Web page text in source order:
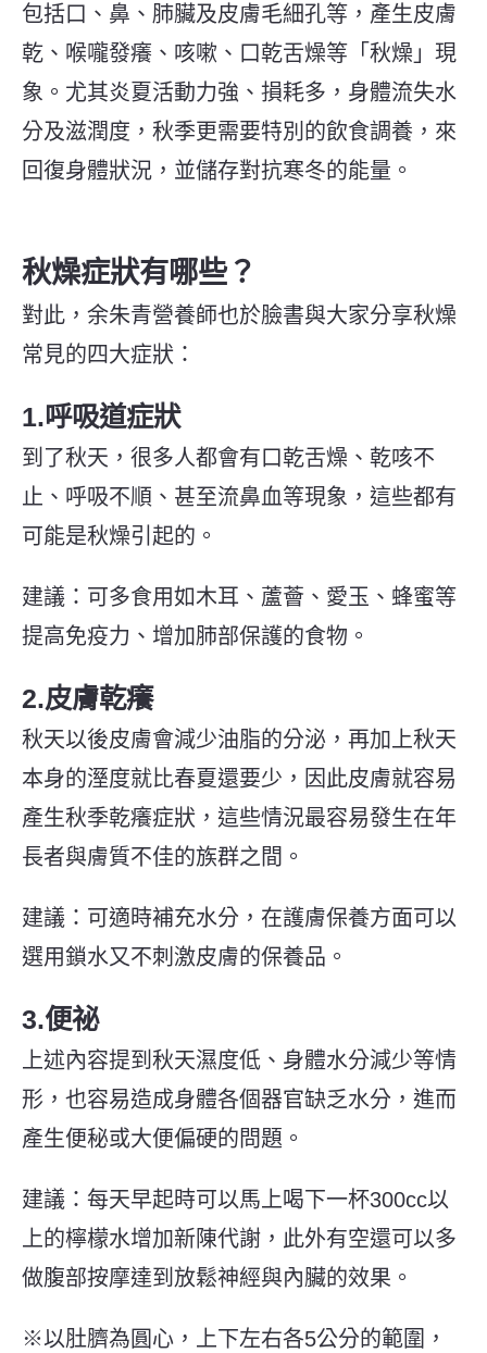
包括口、鼻、肺臟及皮膚毛細孔等，產生皮膚
乾、喉嚨發癢、咳嗽、口乾舌燥等「秋燥」現
象。尤其炎夏活動力強、損耗多，身體流失水
分及滋潤度，秋季更需要特別的飲食調養，來
回復身體狀況，並儲存對抗寒冬的能量。
秋燥症狀有哪些？
對此，余朱青營養師也於臉書與大家分享秋燥
常見的四大症狀：
1.呼吸道症狀
到了秋天，很多人都會有口乾舌燥、乾咳不
止、呼吸不順、甚至流鼻血等現象，這些都有
可能是秋燥引起的。
建議：可多食用如木耳、蘆薈、愛玉、蜂蜜等
提高免疫力、增加肺部保護的食物。
2.皮膚乾癢
秋天以後皮膚會減少油脂的分泌，再加上秋天
本身的溼度就比春夏還要少，因此皮膚就容易
產生秋季乾癢症狀，這些情況最容易發生在年
長者與膚質不佳的族群之間。
建議：可適時補充水分，在護膚保養方面可以
選用鎖水又不刺激皮膚的保養品。
3.便祕
上述內容提到秋天濕度低、身體水分減少等情
形，也容易造成身體各個器官缺乏水分，進而
產生便秘或大便偏硬的問題。
建議：每天早起時可以馬上喝下一杯300cc以
上的檸檬水增加新陳代謝，此外有空還可以多
做腹部按摩達到放鬆神經與內臟的效果。
※以肚臍為圓心，上下左右各5公分的範圍，